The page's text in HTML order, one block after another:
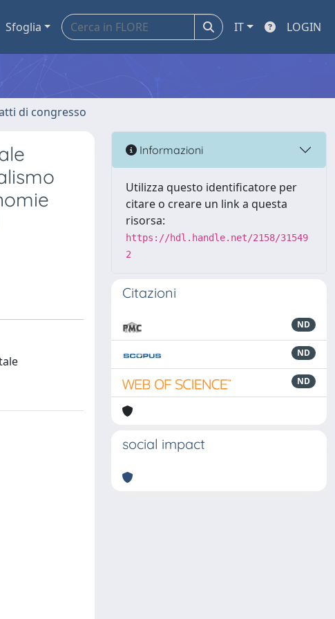
Sfoglia IT LOGIN
di congresso
Informazioni
Utilizza questo identificatore per
citare o creare un link a questa
risorsa:
https://hdl.handle.net/2158/31549
2
Citazioni
ND
ND
ND
social impact